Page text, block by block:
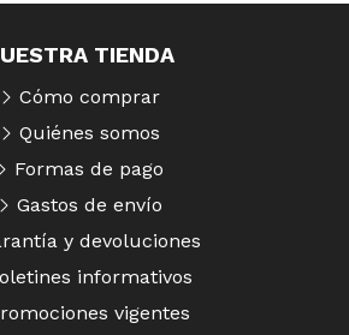
TIENDA
Cómo comprar
Quiénes somos
Formas de pago
Gastos de envío
y devoluciones
informativos
vigentes